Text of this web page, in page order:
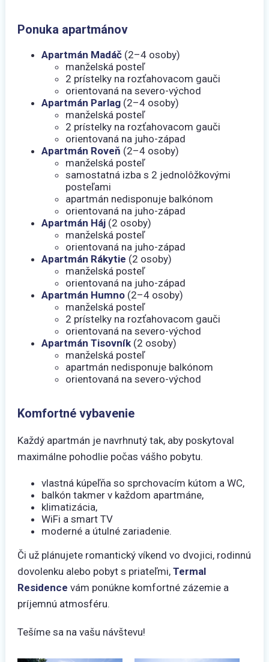
Ponuka apartmánov
Apartmán Madáč(2–4 osoby)
manželská posteľ
2 prístelky na rozťahovacom gauči
orientovaná na severo-východ
Apartmán Parlag(2–4 osoby)
manželská posteľ
2 prístelky na rozťahovacom gauči
orientovaná na juho-západ
Apartmán Roveň (2–4 osoby)
manželská posteľ
samostatná izba s 2 jednolôžkovými
posteľami
apartmán nedisponuje balkónom
orientovaná na juho-západ
Apartmán Háj(2 osoby)
manželská posteľ
orientovaná na juho-západ
Apartmán Rákytie (2 osoby)
manželská posteľ
orientovaná na juho-západ
Apartmán Humno(2–4 osoby)
manželská posteľ
2 prístelky na rozťahovacom gauči
orientovaná na severo-východ
Apartmán Tisovník(2 osoby)
manželská posteľ
apartmán nedisponuje balkónom
orientovaná na severo-východ
Komfortné vybavenie
Každý apartmán je navrhnutý tak, aby poskytoval
maximálne pohodlie počas vášho pobytu.
vlastná kúpeľňa so sprchovacím kútom a WC,
balkón takmer v každom apartmáne,
klimatizácia,
WiFi a smart TV
moderné a útulné zariadenie.
Či už plánujete romantický víkend vo dvojici, rodinnú
dovolenku alebo pobyt s priateľmi, Termal
Residence vám ponúkne komfortné zázemie a
príjemnú atmosféru.
Tešíme sa na vašu návštevu!